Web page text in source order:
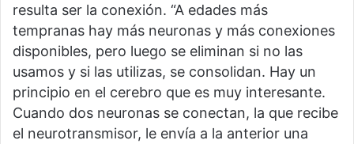
resulta ser la conexión. “A edades más
tempranas hay más neuronas y más conexiones
disponibles, pero luego se eliminan si no las
usamos y si las utilizas, se consolidan. Hay un
principio en el cerebro que es muy interesante.
Cuando dos neuronas se conectan, la que recibe
el neurotransmisor, le envía a la anterior una